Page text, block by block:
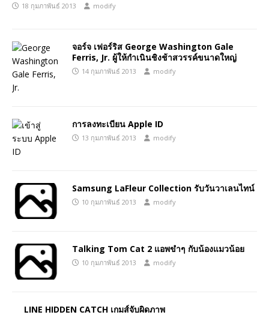
18 กุมภาพันธ์ 2013 modify
จอร์จ เฟอร์ริส George Washington Gale
Ferris, Jr. ผู้ให้กำเนินชิงช้าสวรรค์ขนาดใหญ่
14 กุมภาพันธ์ 2013 modify
การลงทะเบียน Apple ID
13 กุมภาพันธ์ 2013 modify
Samsung LaFleur Collection รับวันวาเลนไทน์
10 กุมภาพันธ์ 2013 modify
Talking Tom Cat 2 แอพขำๆ กับน้องแมวน้อย
10 กุมภาพันธ์ 2013 modify
LINE HIDDEN CATCH เกมส์จับผิดภาพ